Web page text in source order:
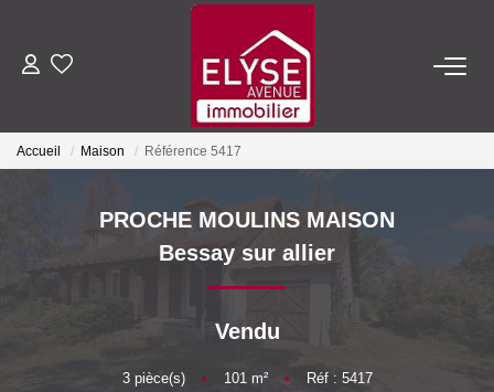
ACHETER
ESTIMER
NOTRE AGENCE
Accueil Maison Référence 5417
PROCHE MOULINS MAISON
Bessay sur allier
Vendu
3pièce(s) • 101 m² • Réf : 5417